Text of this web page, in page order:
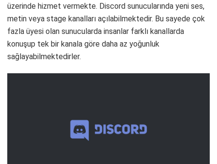
üzerinde hizmet vermekte. Discord sunucularında yeni ses,
metin veya stage kanalları açılabilmektedir. Bu sayede çok
fazla üyesi olan sunucularda insanlar farklı kanallarda
konuşup tek bir kanala göre daha az yoğunluk
sağlayabilmektedirler.